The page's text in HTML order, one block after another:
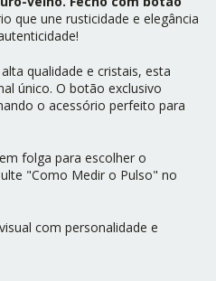
que une rusticidade e elegância
qualidade e cristais, esta
único. O botão exclusivo
o acessório perfeito para
folga para escolher o
"Como Medir o Pulso" no
com personalidade e